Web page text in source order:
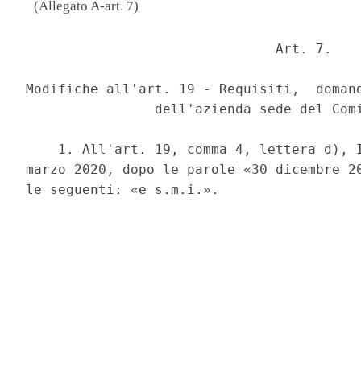
(Allegato A-art. 7)
                               Art. 7.
Modifiche all'art. 19 - Requisiti,
dell'azienda sede del
1. All'art. 19, comma 4, lettera d),
marzo 2020, dopo le parole «30